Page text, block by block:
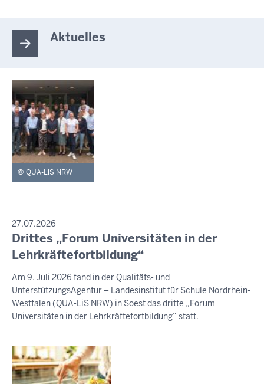
Aktuelles
QUA-LiS NRW
PRESSEMITTEILUNG
27.07.2026
Sonntag,
9.
2026
-
09:40
Drittes „Forum Universitäten in der
Lehrkräftefortbildung“
Am 9. Juli 2026 fand in der Qualitäts- und
UnterstützungsAgentur – Landesinstitut für Schule Nordrhein-
Westfalen (QUA-LiS NRW) in Soest das dritte „Forum
Universitäten in der Lehrkräftefortbildung“ statt.